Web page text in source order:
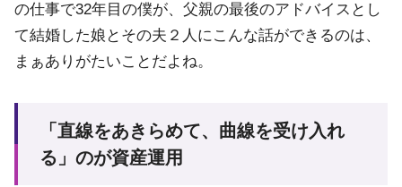
の仕事で32年目の僕が、父親の最後のアドバイスとし
て結婚した娘とその夫２人にこんな話ができるのは、
まぁありがたいことだよね。
「直線をあきらめて、曲線を受け入れ
る」のが資産運用